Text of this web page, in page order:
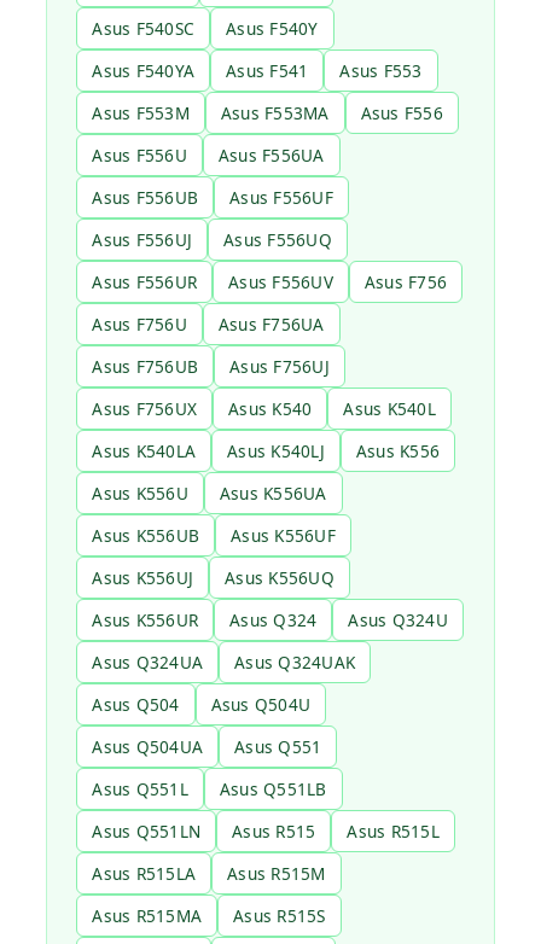
Asus F540SC
Asus F540Y
Asus F540YA
Asus F541
Asus F553
Asus F553M
Asus F553MA
Asus F556
Asus F556U
Asus F556UA
Asus F556UB
Asus F556UF
Asus F556UJ
Asus F556UQ
Asus F556UR
Asus F556UV
Asus F756
Asus F756U
Asus F756UA
Asus F756UB
Asus F756UJ
Asus F756UX
Asus K540
Asus K540L
Asus K540LA
Asus K540LJ
Asus K556
Asus K556U
Asus K556UA
Asus K556UB
Asus K556UF
Asus K556UJ
Asus K556UQ
Asus K556UR
Asus Q324
Asus Q324U
Asus Q324UA
Asus Q324UAK
Asus Q504
Asus Q504U
Asus Q504UA
Asus Q551
Asus Q551L
Asus Q551LB
Asus Q551LN
Asus R515
Asus R515L
Asus R515LA
Asus R515M
Asus R515MA
Asus R515S